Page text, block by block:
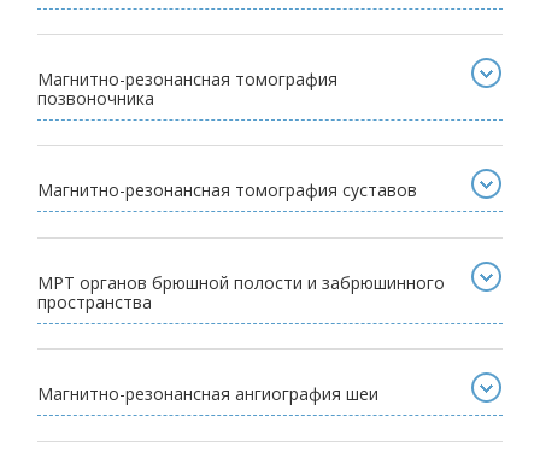
Магнитно-резонансная томография
позвоночника
Магнитно-резонансная томография суставов
МРТ органов брюшной полости и забрюшинного
пространства
Магнитно-резонансная ангиография шеи